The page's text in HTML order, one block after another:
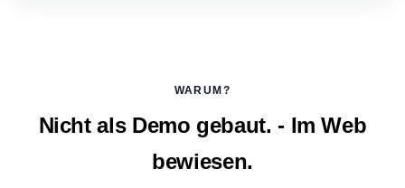
WARUM?
Nicht als Demo gebaut. - Im Web
bewiesen.